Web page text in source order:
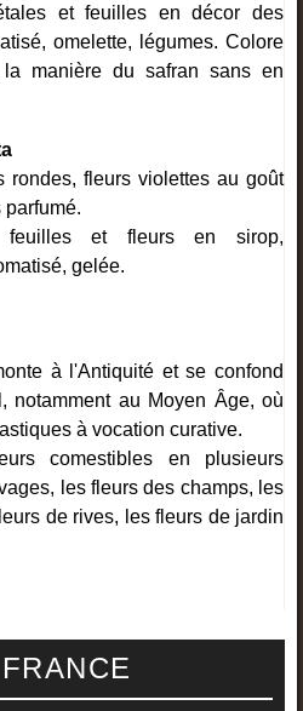
et feuilles en décor des
omelette, légumes. Colore
manière du safran sans en
rondes, fleurs violettes au goût
parfumé.
et fleurs en sirop,
gelée.
à l'Antiquité et se confond
notamment au Moyen Âge, où
à vocation curative.
comestibles en plusieurs
les fleurs des champs, les
de rives, les fleurs de jardin